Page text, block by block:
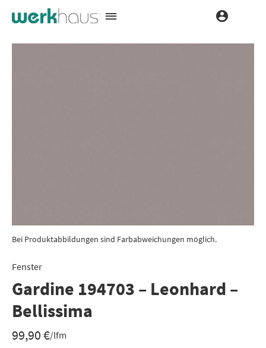
Bei Produktabbildungen sind Farbabweichungen möglich.
Fenster
Gardine 194703 – Leonhard –
Bellissima
99,90€/lfm